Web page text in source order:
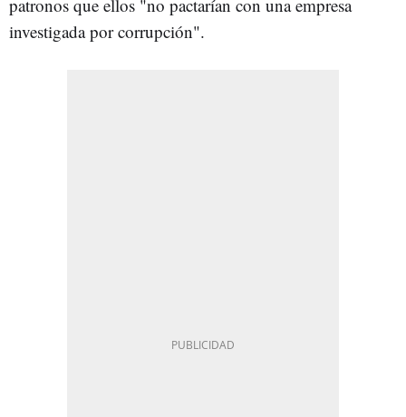
patronos que ellos "no pactarían con una empresa
investigada por corrupción".